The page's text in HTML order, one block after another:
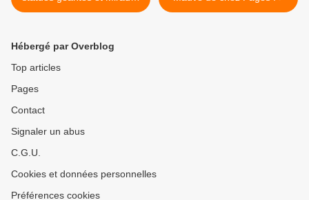
Morro Velosa, sur la route
Hébergé par Overblog
Top articles
Pages
Contact
Signaler un abus
C.G.U.
Cookies et données personnelles
Préférences cookies